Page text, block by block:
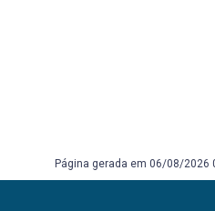
Página gerada em 06/08/2026